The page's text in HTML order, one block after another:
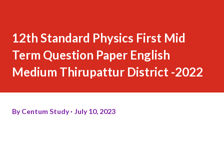
12th Standard Physics First Mid
Term Question Paper English
Medium Thirupattur District -2022
ByCentum Study July 10, 2023